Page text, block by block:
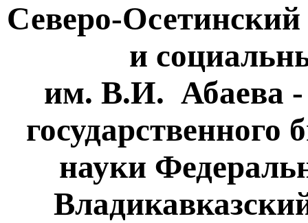
Северо-
и
им. В.И. Абаева -
науки